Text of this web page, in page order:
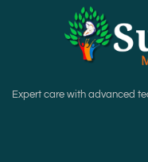
Expert care with advanced